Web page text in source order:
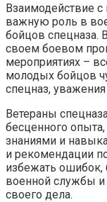
Взаимодействие с
важную роль в
бойцов спецназа.
своем боевом
мероприятиях –
молодых бойцов
спецназ,
Ветераны
бесценного
знаниями и
и рекомендации
избежать ошибок,
военной службы и
своего дела.